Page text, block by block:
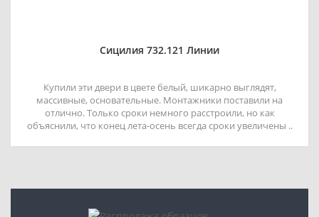
Сицилия 732.121 Линии
Купили эти двери в цвете белый, шикарно выглядят,
массивные, основательные. Монтажники поставили на
отлично. Только сроки немного расстроили, но как
объяснили, что конец лета-осень всегда сроки увеличены ..